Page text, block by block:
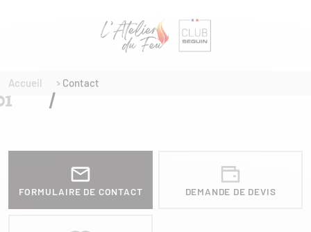
Accueil Contact
FORMULAIRE DE CONTACT DEMANDE DE DEVIS